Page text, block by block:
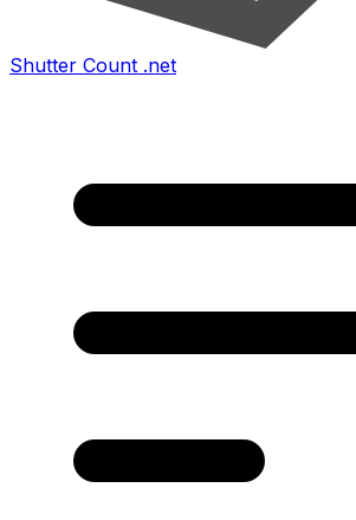
Shutter Count .net